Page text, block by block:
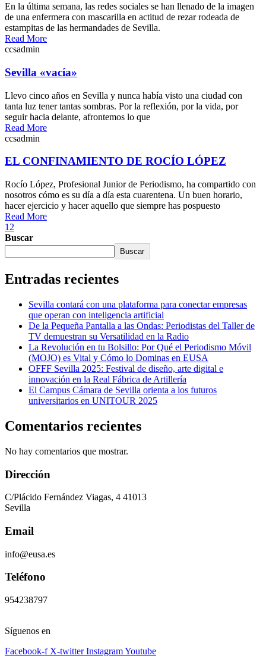
En la última semana, las redes sociales se han llenado de la imagen
de una enfermera con mascarilla en actitud de rezar rodeada de
estampitas de las hermandades de Sevilla.
Read More
ccsadmin
Sevilla «vacía»
Llevo cinco años en Sevilla y nunca había visto una ciudad con
tanta luz tener tantas sombras. Por la reflexión, por la vida, por
seguir hacia delante, afrontemos lo que
Read More
ccsadmin
EL CONFINAMIENTO DE ROCÍO LÓPEZ
Rocío López, Profesional Junior de Periodismo, ha compartido con
nosotros cómo es su día a día esta cuarentena. Un buen horario,
hacer ejercicio y hacer aquello que siempre has pospuesto
Read More
1 2
Buscar
Buscar
Entradas recientes
Sevilla contará con una plataforma para conectar empresas
que operan con inteligencia artificial
De la Pequeña Pantalla a las Ondas: Periodistas del Taller de
TV demuestran su Versatilidad en la Radio
La Revolución en tu Bolsillo: Por Qué el Periodismo Móvil
(MOJO) es Vital y Cómo lo Dominas en EUSA
OFFF Sevilla 2025: Festival de diseño, arte digital e
innovación en la Real Fábrica de Artillería
El Campus Cámara de Sevilla orienta a los futuros
universitarios en UNITOUR 2025
Comentarios recientes
No hay comentarios que mostrar.
Dirección
C/Plácido Fernández Viagas, 4 41013
Sevilla
Email
info@eusa.es
Teléfono
954238797
Síguenos en
Facebook-f X-twitter InstagramYoutube